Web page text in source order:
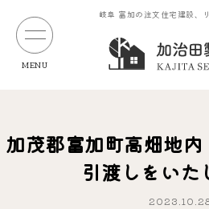
岐阜 富加の注文住宅建設、
MENU
加茂郡富加町高畑地
引渡しをいた